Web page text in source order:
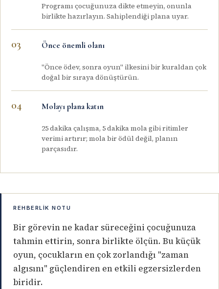
Programı çocuğunuza dikte etmeyin, onunla
birlikte hazırlayın. Sahiplendiği plana uyar.
Önce önemli olanı
"Önce ödev, sonra oyun" ilkesini bir kuraldan çok
doğal bir sıraya dönüştürün.
Molayı plana katın
25 dakika çalışma, 5 dakika mola gibi ritimler
verimi artırır; mola bir ödül değil, planın
parçasıdır.
REHBERLIK NOTU
Bir görevin ne kadar süreceğini çocuğunuza
tahmin ettirin, sonra birlikte ölçün. Bu küçük
oyun, çocukların en çok zorlandığı "zaman
algısını" güçlendiren en etkili egzersizlerden
biridir.